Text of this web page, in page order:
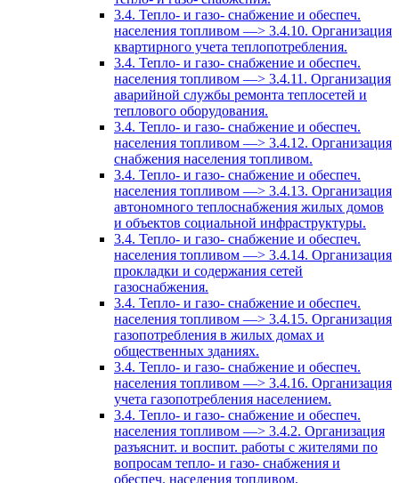
3.4. Тепло- и газо- снабжение и обеспеч.
населения топливом —> 3.4.10. Организация
квартирного учета теплопотребления.
3.4. Тепло- и газо- снабжение и обеспеч.
населения топливом —> 3.4.11. Организация
аварийной службы ремонта теплосетей и
теплового оборудования.
3.4. Тепло- и газо- снабжение и обеспеч.
населения топливом —> 3.4.12. Организация
снабжения населения топливом.
3.4. Тепло- и газо- снабжение и обеспеч.
населения топливом —> 3.4.13. Организация
автономного теплоснабжения жилых домов
и объектов социальной инфраструктуры.
3.4. Тепло- и газо- снабжение и обеспеч.
населения топливом —> 3.4.14. Организация
прокладки и содержания сетей
газоснабжения.
3.4. Тепло- и газо- снабжение и обеспеч.
населения топливом —> 3.4.15. Организация
газопотребления в жилых домах и
общественных зданиях.
3.4. Тепло- и газо- снабжение и обеспеч.
населения топливом —> 3.4.16. Организация
учета газопотребления населением.
3.4. Тепло- и газо- снабжение и обеспеч.
населения топливом —> 3.4.2. Организация
разъяснит. и воспит. работы с жителями по
вопросам тепло- и газо- снабжения и
обеспеч. населения топливом.